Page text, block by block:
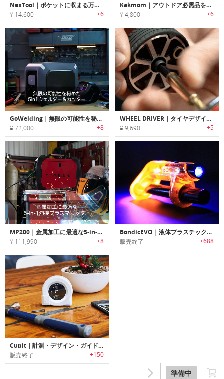
準備中
NexTool｜ポケットに収まる万能さ。4-in-1チタン製マルチツール
¥ 14,600 +6
Kakmom｜アウトドア必需品を搭載した12in1マルチツール
¥ 4,800 +6
GoWelding｜無限の可能性を秘めた5in1ウェルダー＆カッター「ゴーウェルディング」
¥ 72,000 +8
WHEEL DRIVER｜タイヤデザインの手のひらサイズラチェットEDCツール「ホイールドライバー」
¥ 9,690 +5
MP200｜金属加工に最適な5-in-1溶接プラズマカッター
¥ 111,990 +8
BondicEVO｜液体プラスチック溶接剤「ボンディックエボ」
販売終了 +688
Cubit｜計測・デザイン・ガイドが可能なスマートDIYツール。「キュービット」
販売終了 +150